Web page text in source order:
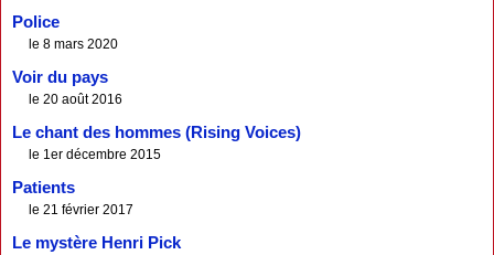
Police
le 8 mars 2020
Voir du pays
le 20 août 2016
Le chant des hommes (Rising Voices)
le 1er décembre 2015
Patients
le 21 février 2017
Le mystère Henri Pick